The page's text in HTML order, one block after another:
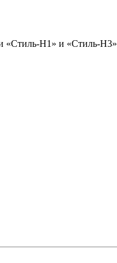
«Стиль-Н1» и «Стиль-Н3»